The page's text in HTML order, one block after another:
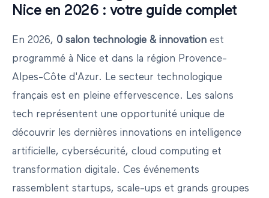
Niceen 2026: votre guide complet
En 2026, 0 salon technologie & innovation est
programmé à Nice et dans la région Provence-
Alpes-Côte d'Azur. Le secteur technologique
français est en pleine effervescence. Les salons
tech représentent une opportunité unique de
découvrir les dernières innovations en intelligence
artificielle, cybersécurité, cloud computing et
transformation digitale. Ces événements
rassemblent startups, scale-ups et grands groupes